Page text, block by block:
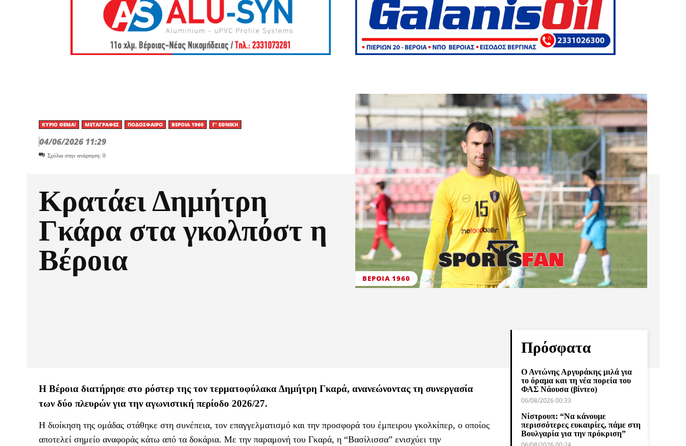
ΚΎΡΙΟ ΘΈΜΑ! ΜΕΤΑΓΡΑΦΈΣ ΠΟΔΌΣΦΑΙΡΟ ΒΕΡΟΙΑ 1960 Γ' ΕΘΝΙΚΉ
04/06/2026 11:29
Σχόλια στην ανάρτηση: 0
Κρατάει Δημήτρη
Γκάρα στα γκολπόστ η
Βέροια
ΒΕΡΟΙΑ 1960
Η Βέροια διατήρησε στο ρόστερ της τον τερματοφύλακα Δημήτρη Γκαρά, ανανεώνοντας τη συνεργασία
των δύο πλευρών για την αγωνιστική περίοδο 2026/27.
Η διοίκηση της ομάδας στάθηκε στη συνέπεια, τον επαγγελματισμό και την προσφορά του έμπειρου γκολκίπερ, ο οποίος
αποτελεί σημείο αναφοράς κάτω από τα δοκάρια. Με την παραμονή του Γκαρά, η “Βασίλισσα” ενισχύει την
Πρόσφατα
Ο Αντώνης Αργυράκης μιλά για
το όραμα και τη νέα πορεία του
ΦΑΣ Νάουσα (βίντεο)
06/08/2026 00:33
Νίστρουπ: “Να κάνουμε
περισσότερες ευκαιρίες, πάμε στη
Βουλγαρία για την πρόκριση”